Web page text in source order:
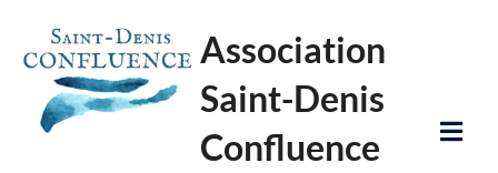
to
content
Association
Saint-Denis
Confluence